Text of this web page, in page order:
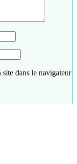
dans le navigateur